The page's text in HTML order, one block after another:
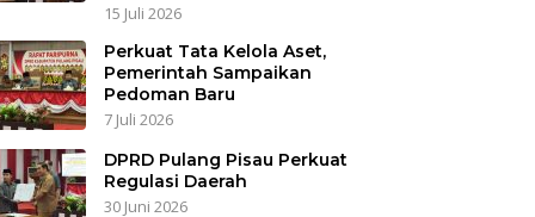
15 Juli 2026
Perkuat Tata Kelola Aset,
Pemerintah Sampaikan
Pedoman Baru
7 Juli 2026
DPRD Pulang Pisau Perkuat
Regulasi Daerah
30 Juni 2026